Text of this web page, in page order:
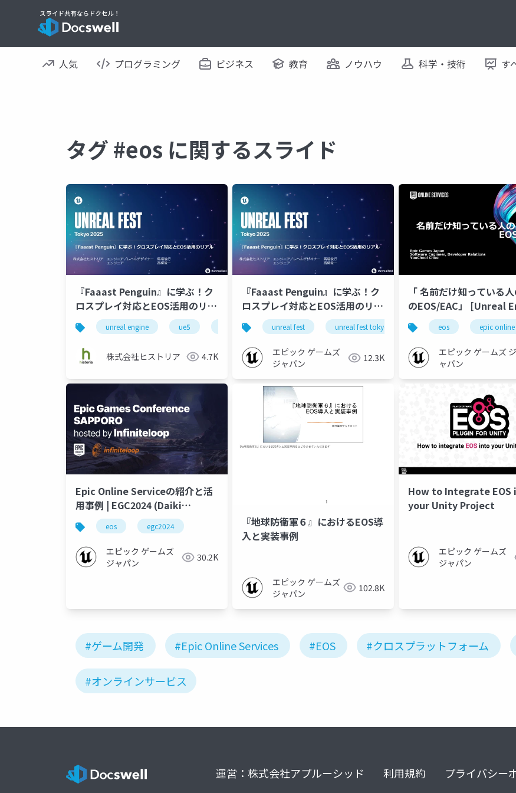
人気 プログラミング ビジネス 教育 ノウハウ 科学・技術 す
タグ #eos に関するスライド
『Faaast Penguin』に学ぶ！ク
ロスプレイ対応とEOS活用のリア
ル
unreal engine ue5 クロスプレイ eos
株式会社ヒストリア 4.7K
『Faaast Penguin』に学ぶ！ク
ロスプレイ対応とEOS活用のリア
ル | Unreal Fest Tokyo 2025
unreal fest unreal fest tokyo 2025
エピック ゲームズ
ジャパン
12.3K
「 名前だけ知っている
のEOS/EAC」 [Unreal
Meetup in Osaka
eos epic online
エピック ゲームズ ジ
ャパン
Epic Online Serviceの紹介と活
用事例 | EGC2024 (Daiki
Terauchi)
eos egc2024
エピック ゲームズ
ジャパン
30.2K
『地球防衛軍６』におけるEOS導
入と実装事例
エピック ゲームズ
ジャパン
102.8K
How to Integrate EOS
your Unity Project
エピック ゲームズ
ジャパン
#ゲーム開発 #Epic Online Services #EOS #クロスプラットフォーム
#オンラインサービス
運営：株式会社アプルーシッド 利用規約 プライバシー